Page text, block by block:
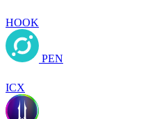
HOOK
PEN
ICX